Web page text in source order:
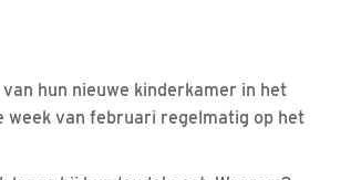
hun nieuwe kinderkamer in het
week van februari regelmatig op het